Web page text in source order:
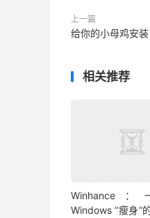
上一篇
给你的小母鸡安
相关推荐
Winhance
Windows “瘦身”